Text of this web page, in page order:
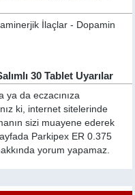
İlaçlar - Dopamin
30 Tablet Uyarılar
ya da eczacınıza
ki, internet sitelerinde
sizi muayene ederek
Parkipex ER 0.375
yorum yapamaz.